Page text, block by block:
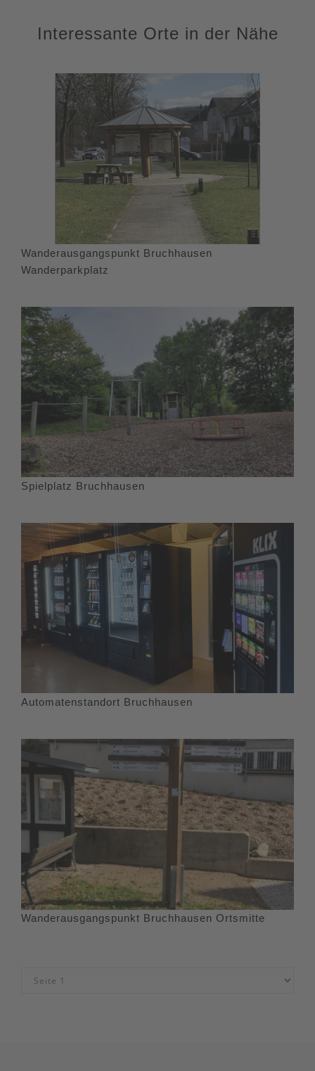
Interessante Orte in der Nähe
Wanderausgangspunkt Bruchhausen
Wanderparkplatz
Spielplatz Bruchhausen
Automatenstandort Bruchhausen
Wanderausgangspunkt Bruchhausen Ortsmitte